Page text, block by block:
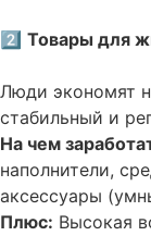
2️⃣ Товары для
Люди экономят
стабильный и
На чем
наполнители,
аксессуары
Плюс: Высокая